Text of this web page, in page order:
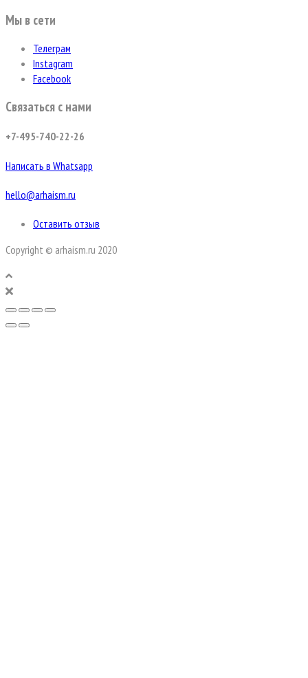
Мы в сети
Телеграм
Instagram
Facebook
Связаться с нами
+7-495-740-22-26
Написать в Whatsapp
hello@arhaism.ru
Оставить отзыв
Copyright © arhaism.ru 2020